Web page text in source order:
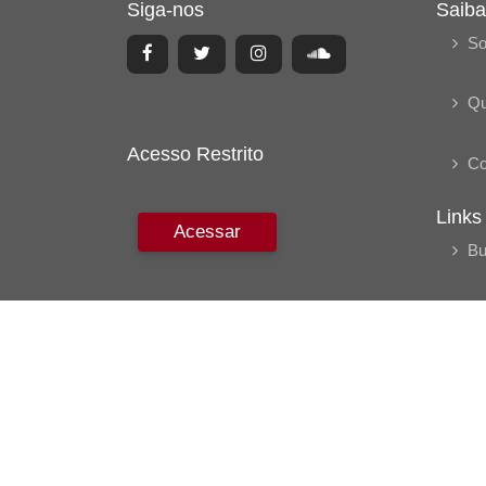
Siga-nos
Acesso Restrito
Acessar